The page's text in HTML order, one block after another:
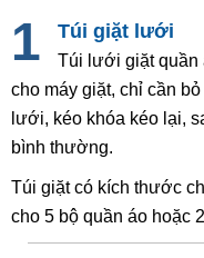
Túi giặt lưới
Túi lưới giặt quần
cho máy giặt, chỉ cần
lưới, kéo khóa kéo lại,
bình thường.
Túi giặt có kích thước
cho 5 bộ quần áo hoặc